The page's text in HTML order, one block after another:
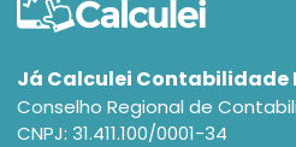
Já Calculei Contabilidade
Conselho Regional de
CNPJ: 31.411.100/0001-34